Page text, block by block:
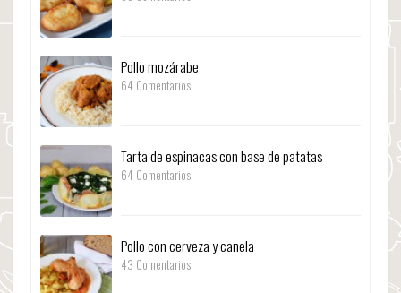
Pollo mozárabe
64 Comentarios
Tarta de espinacas con base de patatas
64 Comentarios
Pollo con cerveza y canela
43 Comentarios